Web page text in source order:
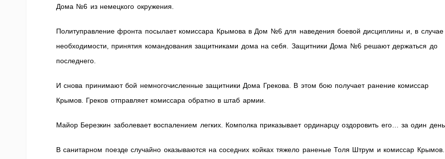
Дома №6 из немецкого окружения.
Политуправление фронта посылает комиссара Крымова в Дом №6 для наведения боевой дисциплины и, в случае
необходимости, принятия командования защитниками дома на себя. Защитники Дома №6 решают держаться до
последнего.
И снова принимают бой немногочисленные защитники Дома Грекова. В этом бою получает ранение комиссар
Крымов. Греков отправляет комиссара обратно в штаб армии.
Майор Березкин заболевает воспалением легких. Комполка приказывает ординарцу оздоровить его… за один
В санитарном поезде случайно оказываются на соседних койках тяжело раненые Толя Штрум и комиссар Крымов.